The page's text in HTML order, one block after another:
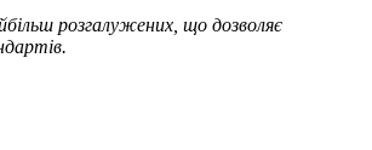
розгалужених, що дозволяє